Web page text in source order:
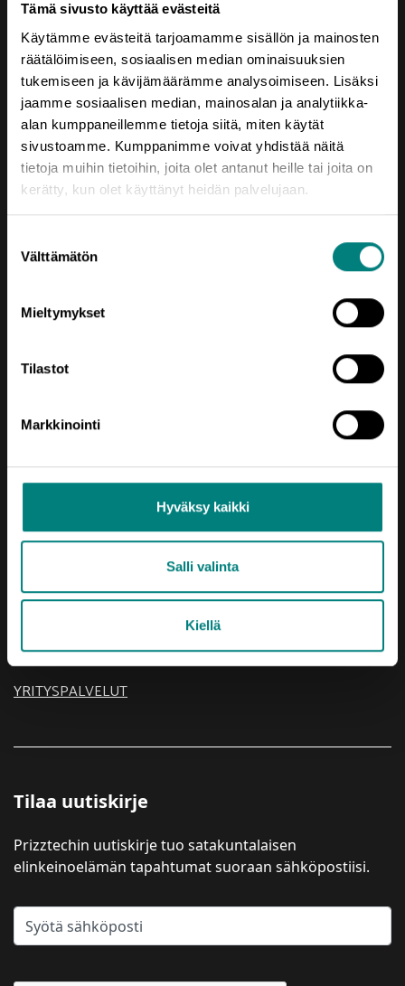
Tämä sivusto käyttää evästeitä
Käytämme evästeitä tarjoamamme sisällön ja mainosten
räätälöimiseen, sosiaalisen median ominaisuuksien
tukemiseen ja kävijämäärämme analysoimiseen. Lisäksi
jaamme sosiaalisen median, mainosalan ja analytiikka-
alan kumppaneillemme tietoja siitä, miten käytät
sivustoamme. Kumppanimme voivat yhdistää näitä
tietoja muihin tietoihin, joita olet antanut heille tai joita on
kerätty, kun olet käyttänyt heidän palvelujaan.
valinta
Välttämätön
Mieltymykset
Tilastot
Markkinointi
Hyväksy kaikki
Salli valinta
Kiellä
Porin Leijona
Yrjönkatu 6
28100 Pori
Vaihde (02) 620 5300
prizztech@prizz.fi
etunimi.sukunimi@prizz.fi
Oikotie
AJANKOHTAISTA
SIJOITU SATAKUNTAAN
YRITYKSEN PERUSTAMINEN
YRITYSPALVELUT
Tilaa uutiskirje
Prizztechin uutiskirje tuo satakuntalaisen
elinkeinoelämän tapahtumat suoraan sähköpostiisi.